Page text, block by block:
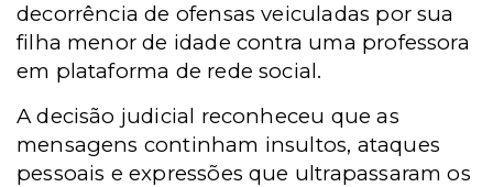
decorrência de ofensas veiculadas por sua
filha menor de idade contra uma professora
em plataforma de rede social.
A decisão judicial reconheceu que as
mensagens continham insultos, ataques
pessoais e expressões que ultrapassaram os